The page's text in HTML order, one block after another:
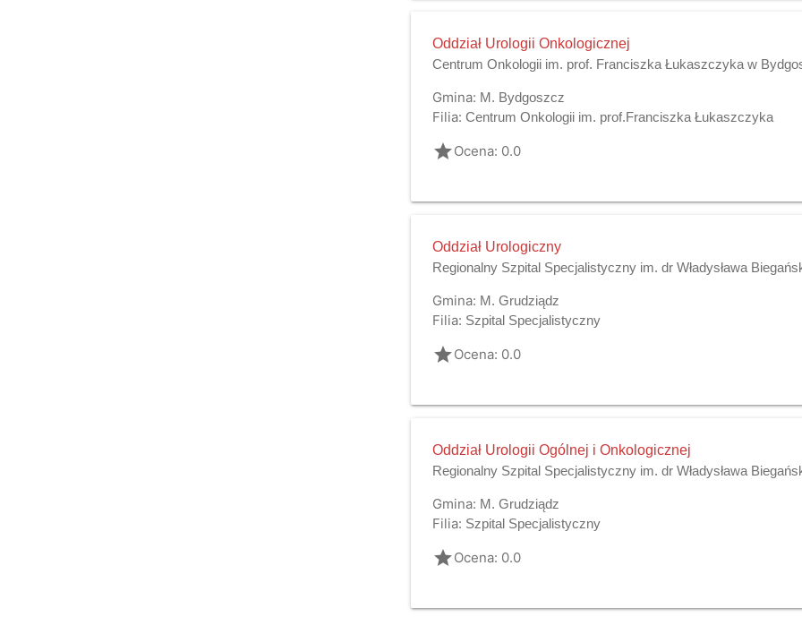
Oddział Urologii Onkologicznej
Centrum Onkologii im. prof. Franciszka Łukaszczyka w
Gmina: M. Bydgoszcz
Filia: Centrum Onkologii im. prof.Franciszka Łukaszczyka
gradeOcena: 0.0
Oddział Urologiczny
Regionalny Szpital Specjalistyczny im. dr Władysława
Gmina: M. Grudziądz
Filia: Szpital Specjalistyczny
gradeOcena: 0.0
Oddział Urologii Ogólnej i Onkologicznej
Regionalny Szpital Specjalistyczny im. dr Władysława
Gmina: M. Grudziądz
Filia: Szpital Specjalistyczny
gradeOcena: 0.0